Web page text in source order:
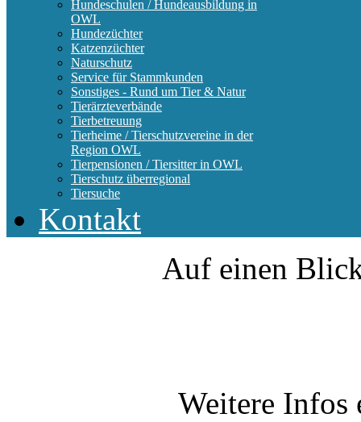
Hundeschulen / Hundeausbildung in
OWL
Hundezüchter
Katzenzüchter
Naturschutz
Service für Stammkunden
Sonstiges - Rund um Tier & Natur
Tierärzteverbände
Tierbetreuung
Tierheime / Tierschutzvereine in der
Region OWL
Tierpensionen / Tiersitter in OWL
Tierschutz überregional
Tiersuche
Kontakt
Auf einen
Weitere Infos